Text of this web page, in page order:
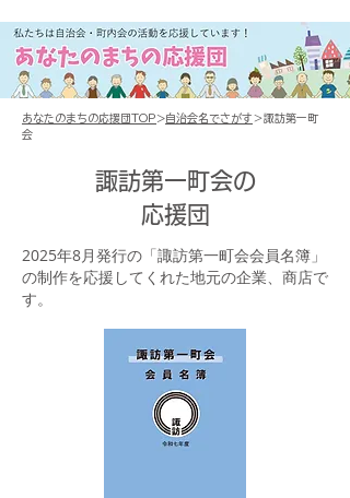
あなたのまちの応援団TOP >自治会名でさがす ＞諏訪第一町
会
諏訪第一町会の
応援団
2025年8月発行の「諏訪第一町会会員名簿」
の制作を応援してくれた地元の企業、商店で
す。